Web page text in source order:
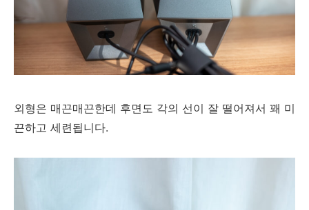
외형은 매끈매끈한데 후면도 각의 선이 잘 떨어져서 꽤 미
끈하고 세련됩니다.